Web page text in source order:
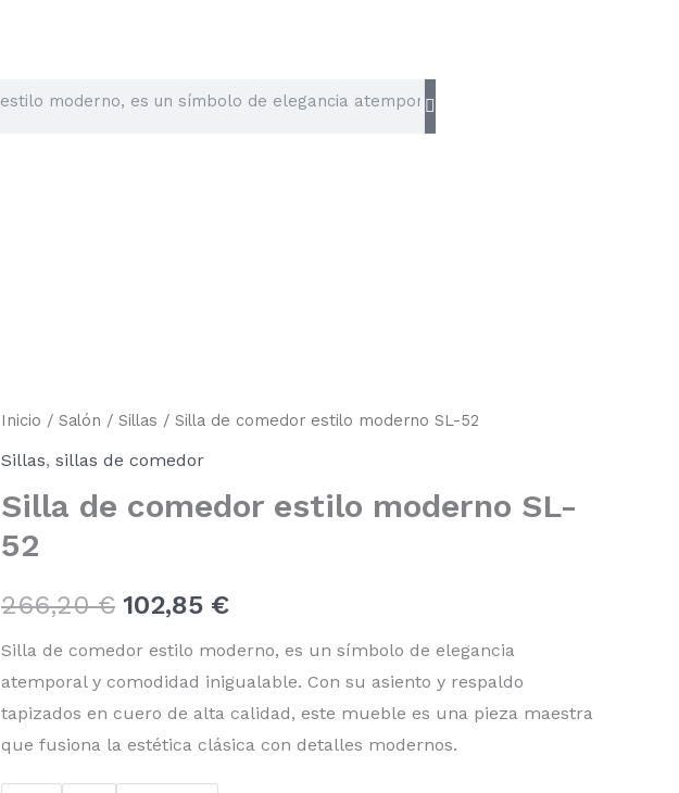
Inicio / Salón / Sillas / Silla de comedor estilo moderno SL-52
Sillas, sillas de comedor
Silla de comedor estilo moderno SL-
52
266,20€
El
original
266,20 €.
102,85 €
El
actual
102,85 €.
Silla de comedor estilo moderno, es un símbolo de elegancia
atemporal y comodidad inigualable. Con su asiento y respaldo
tapizados en cuero de alta calidad, este mueble es una pieza maestra
que fusiona la estética clásica con detalles modernos.
Silla
comedor
moderno
52